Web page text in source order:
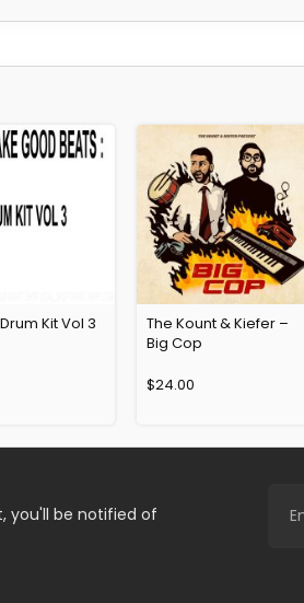
Kit Vol 3
The Kount & Kiefer –
Big Cop
$24.00
you'll be notified of